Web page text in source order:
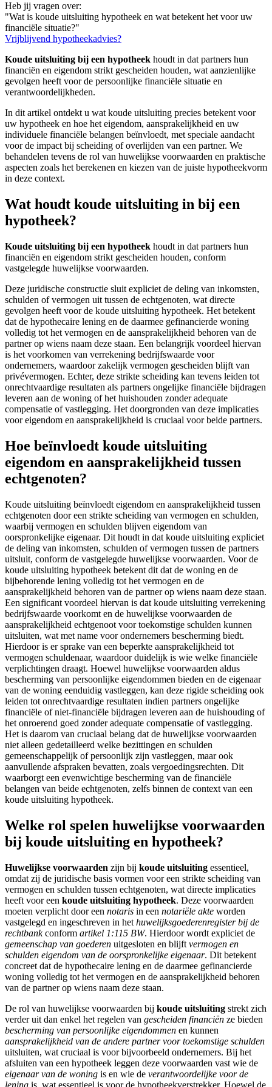
Heb jij vragen over:
"Wat is koude uitsluiting hypotheek en wat betekent het voor uw
financiële situatie?"
Vrijblijvend hypotheekadvies?
Koude uitsluiting bij een hypotheek houdt in dat partners hun
financiën en eigendom strikt gescheiden houden, wat aanzienlijke
gevolgen heeft voor de persoonlijke financiële situatie en
verantwoordelijkheden.
In dit artikel ontdekt u wat koude uitsluiting precies betekent voor
uw hypotheek en hoe het eigendom, aansprakelijkheid en uw
individuele financiële belangen beïnvloedt, met speciale aandacht
voor de impact bij scheiding of overlijden van een partner. We
behandelen tevens de rol van huwelijkse voorwaarden en praktische
aspecten zoals het berekenen en kiezen van de juiste hypotheekvorm
in deze context.
Wat houdt koude uitsluiting in bij een
hypotheek?
Koude uitsluiting bij een hypotheek houdt in dat partners hun
financiën en eigendom strikt gescheiden houden, conform
vastgelegde huwelijkse voorwaarden.
Deze juridische constructie sluit expliciet de deling van inkomsten,
schulden of vermogen uit tussen de echtgenoten, wat directe
gevolgen heeft voor de koude uitsluiting hypotheek. Het betekent
dat de hypothecaire lening en de daarmee gefinancierde woning
volledig tot het vermogen en de aansprakelijkheid behoren van de
partner op wiens naam deze staan. Een belangrijk voordeel hiervan
is het voorkomen van verrekening bedrijfswaarde voor
ondernemers, waardoor zakelijk vermogen gescheiden blijft van
privévermogen. Echter, deze strikte scheiding kan tevens leiden tot
onrechtvaardige resultaten als partners ongelijke financiële bijdragen
leveren aan de woning of het huishouden zonder adequate
compensatie of vastlegging. Het doorgronden van deze implicaties
voor eigendom en aansprakelijkheid is cruciaal voor beide partners.
Hoe beïnvloedt koude uitsluiting
eigendom en aansprakelijkheid tussen
echtgenoten?
Koude uitsluiting beïnvloedt eigendom en aansprakelijkheid tussen
echtgenoten door een strikte scheiding van vermogen en schulden,
waarbij vermogen en schulden blijven eigendom van
oorspronkelijke eigenaar. Dit houdt in dat koude uitsluiting expliciet
de deling van inkomsten, schulden of vermogen tussen de partners
uitsluit, conform de vastgelegde huwelijkse voorwaarden. Voor de
koude uitsluiting hypotheek betekent dit dat de woning en de
bijbehorende lening volledig tot het vermogen en de
aansprakelijkheid behoren van de partner op wiens naam deze staan.
Een significant voordeel hiervan is dat koude uitsluiting verrekening
bedrijfswaarde voorkomt en de huwelijkse voorwaarden de
aansprakelijkheid echtgenoot voor toekomstige schulden kunnen
uitsluiten, wat met name voor ondernemers bescherming biedt.
Hierdoor is er sprake van een beperkte aansprakelijkheid tot
vermogen schuldenaar, waardoor duidelijk is wie welke financiële
verplichtingen draagt. Hoewel huwelijkse voorwaarden aldus
bescherming van persoonlijke eigendommen bieden en de eigenaar
van de woning eenduidig vastleggen, kan deze rigide scheiding ook
leiden tot onrechtvaardige resultaten indien partners ongelijke
financiële of niet-financiële bijdragen leveren aan de huishouding of
het onroerend goed zonder adequate compensatie of vastlegging.
Het is daarom van cruciaal belang dat de huwelijkse voorwaarden
niet alleen gedetailleerd welke bezittingen en schulden
gemeenschappelijk of persoonlijk zijn vastleggen, maar ook
aanvullende afspraken bevatten, zoals vergoedingsrechten. Dit
waarborgt een evenwichtige bescherming van de financiële
belangen van beide echtgenoten, zelfs binnen de context van een
koude uitsluiting hypotheek.
Welke rol spelen huwelijkse voorwaarden
bij koude uitsluiting en hypotheek?
Huwelijkse voorwaarden zijn bij koude uitsluiting essentieel,
omdat zij de juridische basis vormen voor een strikte scheiding van
vermogen en schulden tussen echtgenoten, wat directe implicaties
heeft voor een koude uitsluiting hypotheek. Deze voorwaarden
moeten verplicht door een notaris in een notariële akte worden
vastgelegd en ingeschreven in het huwelijksgoederenregister bij de
rechtbankconform artikel 1:115 BW. Hierdoor wordt expliciet de
gemeenschap van goederen uitgesloten en blijft vermogen en
schulden eigendom van de oorspronkelijke eigenaar. Dit betekent
concreet dat de hypothecaire lening en de daarmee gefinancierde
woning volledig tot het vermogen en de aansprakelijkheid behoren
van de partner op wiens naam deze staan.
De rol van huwelijkse voorwaarden bij koude uitsluiting strekt zich
verder uit dan enkel het regelen van gescheiden financiën ze bieden
bescherming van persoonlijke eigendommen en kunnen
aansprakelijkheid van de andere partner voor toekomstige schulden
uitsluiten, wat cruciaal is voor bijvoorbeeld ondernemers. Bij het
afsluiten van een hypotheek leggen deze voorwaarden vast wie de
eigenaar van de woning is en wie de verantwoordelijke voor de
lening is, wat essentieel is voor de hypotheekverstrekker. Hoewel de